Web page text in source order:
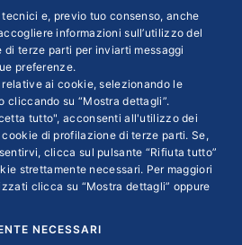
e, previo tuo consenso, anche
informazioni sull’utilizzo del
terze parti per inviarti messaggi
preferenze.
ai cookie, selezionando le
cliccando su “Mostra dettagli”.
tutto", acconsenti all'utilizzo dei
di profilazione di terze parti. Se,
clicca sul pulsante “Rifiuta tutto”
strettamente necessari. Per maggiori
clicca su “Mostra dettagli” oppure
NECESSARI